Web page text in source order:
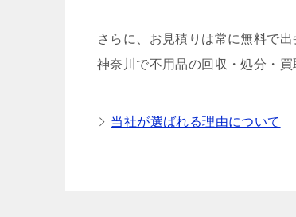
さらに、お見積りは常に無料で
神奈川で不用品の回収・処分・
当社が選ばれる理由について